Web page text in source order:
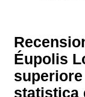
Éupolis
statistica